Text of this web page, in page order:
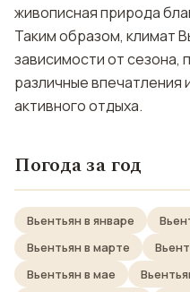
живописная природа
Таким образом, климат
зависимости от сезона,
различные впечатления
активного отдыха.
Погода за год
Вьентьян в январе
Вьентьян в марте
Вьентьян в мае